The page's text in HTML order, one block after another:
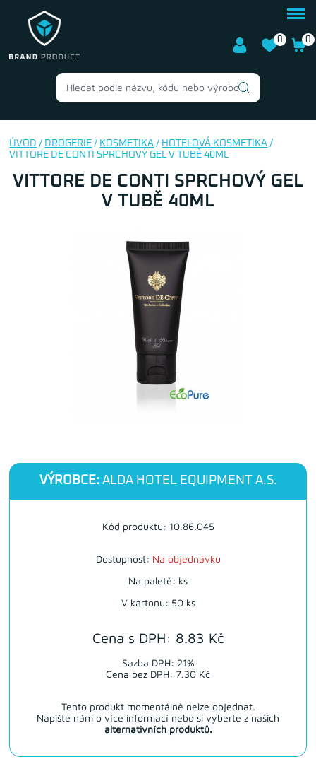
0 0
ÚVOD / DROGERIE / KOSMETIKA / HOTELOVÁ KOSMETIKA /
VITTORE DE CONTI SPRCHOVÝ GEL V TUBĚ 40ML
VITTORE DE CONTI SPRCHOVÝ GEL
V TUBĚ 40ML
VÝROBCE: ALDA HOTEL EQUIPMENT A.S.
Cena s DPH: 8.83 Kč
Sazba DPH: 21%
Cena bez DPH: 7.30 Kč
Kód produktu: 10.86.045
Dostupnost: Na objednávku
Na paletě: ks
V kartonu: 50 ks
Tento produkt momentálně nelze objednat.
Napište nám o více informací nebo si vyberte z našich
alternativních produktů.